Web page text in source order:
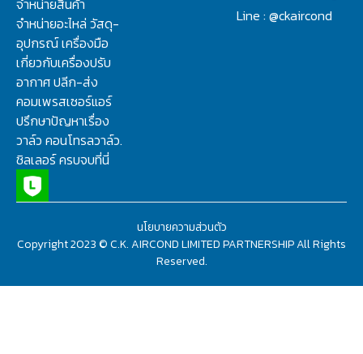
จำหน่ายสินค้า
จำหน่ายอะไหล่ วัสดุ-
อุปกรณ์ เครื่องมือ
เกี่ยวกับเครื่องปรับ
อากาศ ปลีก-ส่ง
คอมเพรสเซอร์แอร์
ปรึกษาปัญหาเรื่อง
วาล์ว คอนโทรลวาล์ว.
ชิลเลอร์ ครบจบที่นี่
Line : @ckaircond
Copyright 2023 © C.K. AIRCOND LIMITED PARTNERSHIP All Rights
Reserved.
นโยบายความส่วนตัว